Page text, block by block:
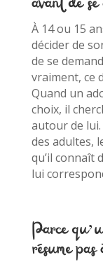
À 14 ou 15
décider de
de se
vraiment, ce
Quand un
choix, il
autour de lui.
des adultes,
qu’il connaît
lui
Parce
résume